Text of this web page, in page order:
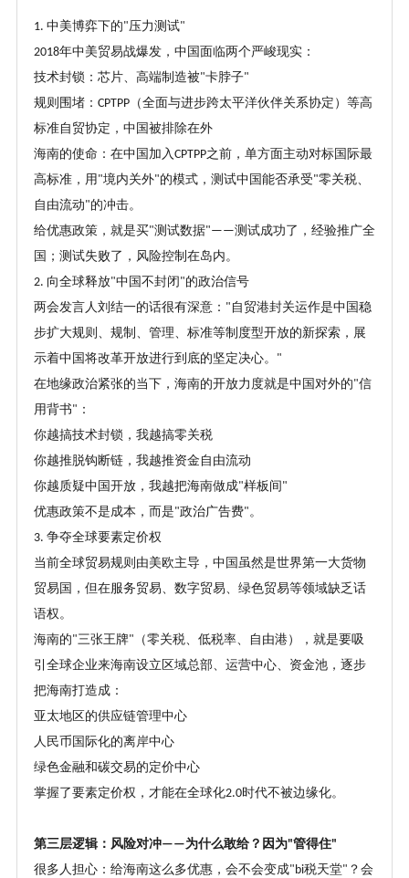
1. 中美博弈下的"压力测试"
2018年中美贸易战爆发，中国面临两个严峻现实：
技术封锁：芯片、高端制造被"卡脖子"
规则围堵： CPTPP（全面与进步跨太平洋伙伴关系协定）等高
标准自贸协定，中国被排除在外
海南的使命：在中国加入CPTPP之前，单方面主动对标国际最
高标准，用 "境内关外"的模式，测试中国能否承受"零关税、
自由流动"的冲击。
给优惠政策，就是买"测试数据"——测试成功了，经验推广全
国；测试失败了，风险控制在岛内。
2. 向全球释放"中国不封闭 "的政治信号
两会发言人刘结一的话很有深意： " 自贸港封关运作是中国稳
步扩大规则、规制、管理、标准等制度型开放的新探索，展
示着中国将改革开放进行到底的坚定决心。 "
在地缘政治紧张的当下，海南的开放力度就是中国对外的"信
用背书" ：
你越搞技术封锁，我越搞零关税
你越推脱钩断链，我越推资金自由流动
你越质疑中国开放，我越把海南做成"样板间 "
优惠政策不是成本，而是"政治广告费"。
3. 争夺全球要素定价权
当前全球贸易规则由美欧主导，中国虽然是世界第一大货物
贸易国，但在服务贸易、数字贸易、绿色贸易等领域缺乏话
语权。
海南的"三张王牌" （零关税、低税率、自由港），就是要吸
引全球企业来海南设立区域总部、运营中心、资金池，逐步
把海南打造成：
亚太地区的供应链管理中心
人民币国际化的离岸中心
绿色金融和碳交易的定价中心
掌握了要素定价权，才能在全球化2.0时代不被边缘化。
第三层逻辑：风险对冲——为什么敢给？因为"管得住"
很多人担心：给海南这么多优惠，会不会变成"bi税天堂" ？会